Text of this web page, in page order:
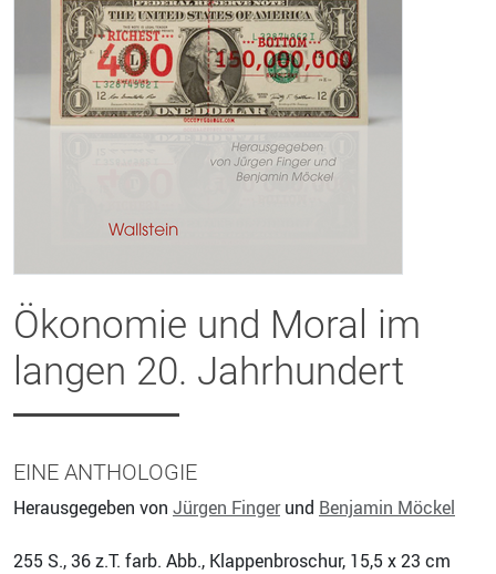
Ökonomie und Moral im
langen 20. Jahrhundert
EINE ANTHOLOGIE
Herausgegeben von Jürgen Fingerund Benjamin Möckel
255 S., 36 z.T. farb. Abb., Klappenbroschur, 15,5 x 23 cm